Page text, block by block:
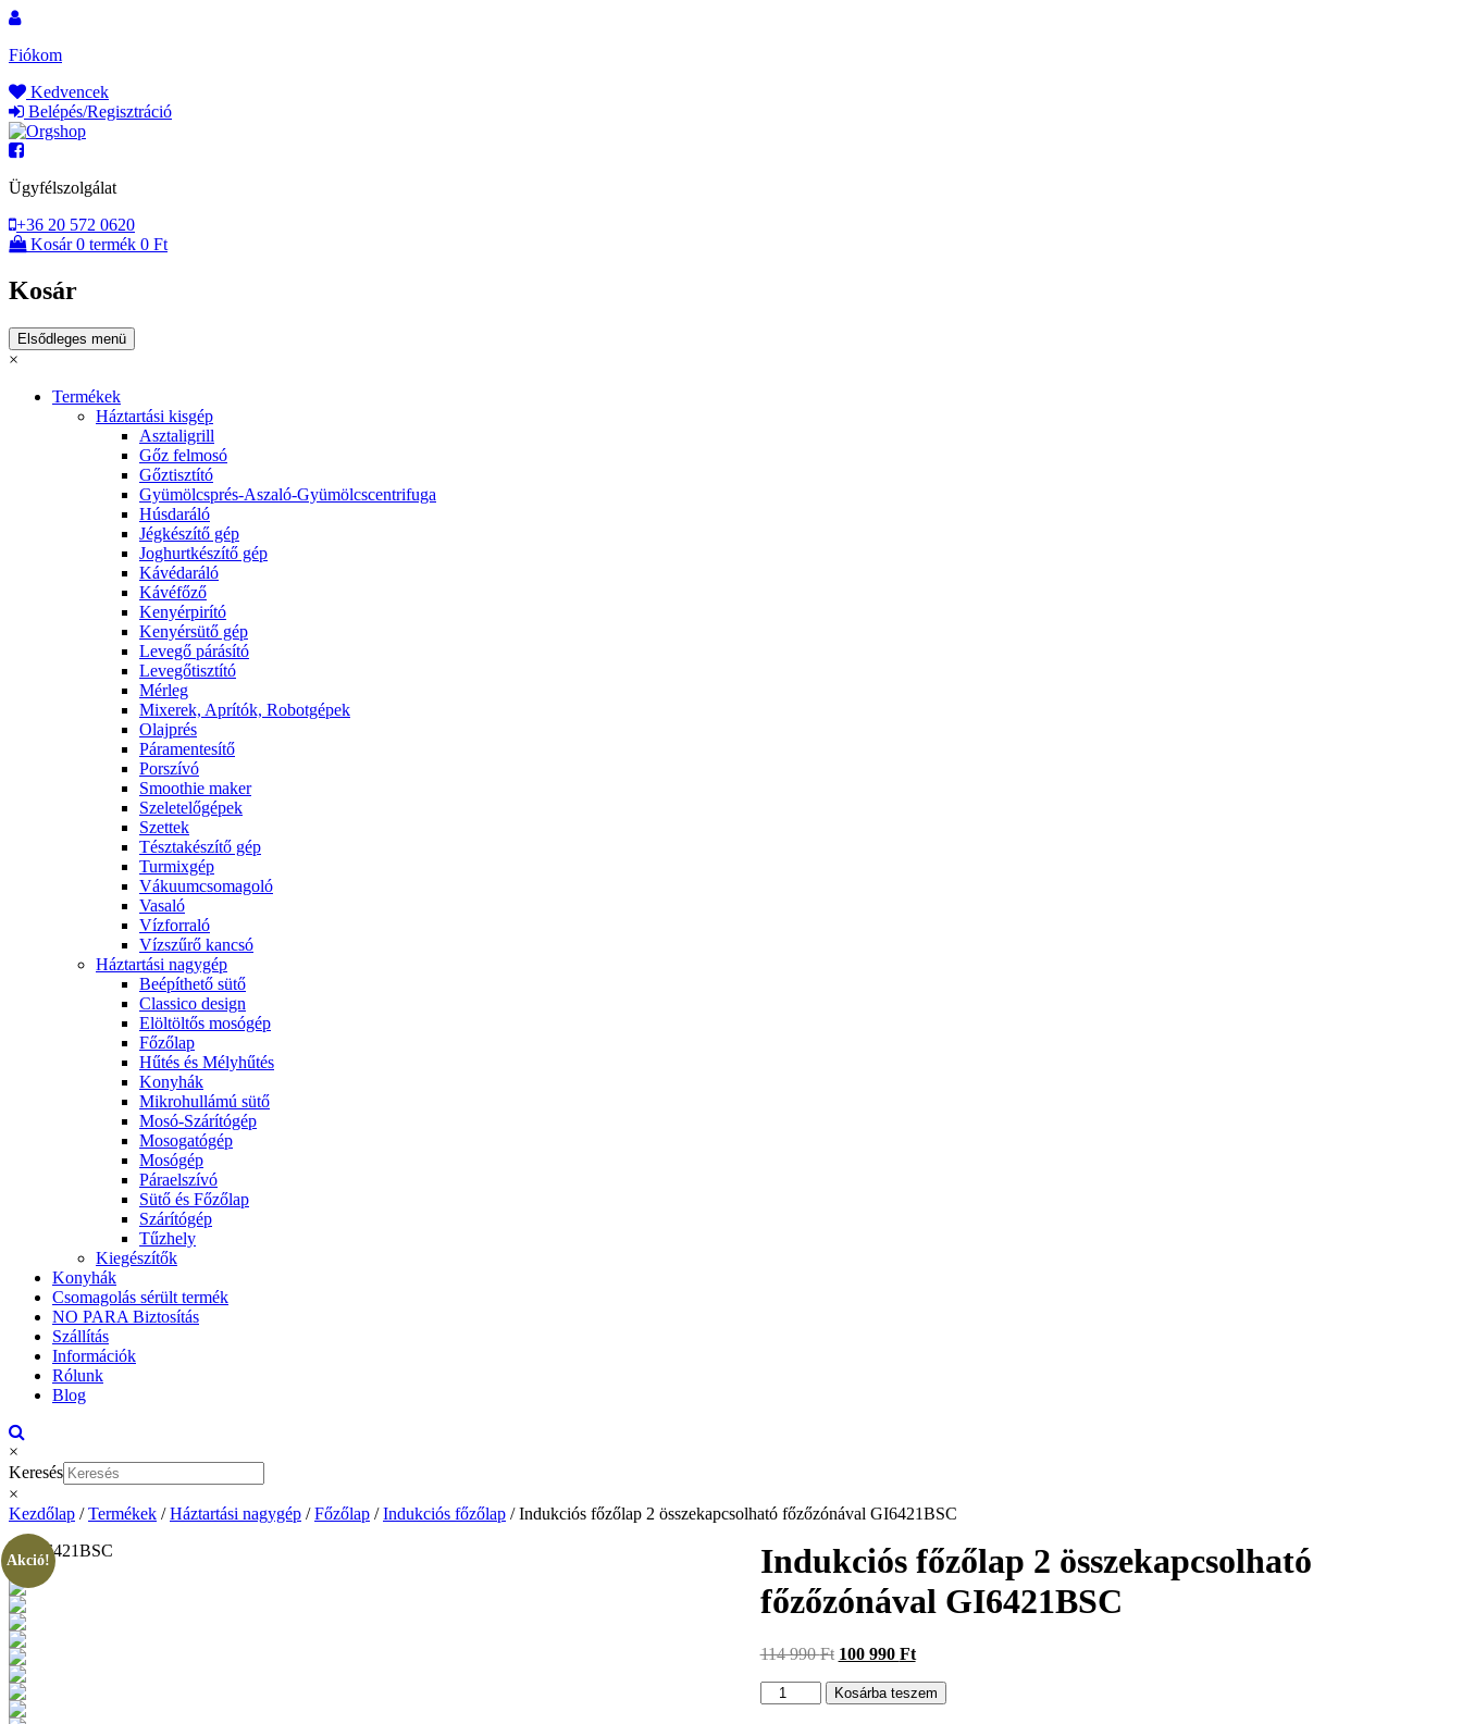
Ugrás
tartalomhoz
Fiókom
Kedvencek
Belépés/Regisztráció
Orgshop
Ügyfélszolgálat
+36 20 572 0620
Kosár 0 termék 0 Ft
Kosár
Elsődleges menü
×
Termékek
Háztartási kisgép
Asztaligrill
Gőz felmosó
Gőztisztító
Gyümölcsprés-Aszaló-Gyümölcscentrifuga
Húsdaráló
Jégkészítő gép
Joghurtkészítő gép
Kávédaráló
Kávéfőző
Kenyérpirító
Kenyérsütő gép
Levegő párásító
Levegőtisztító
Mérleg
Mixerek, Aprítók, Robotgépek
Olajprés
Páramentesítő
Porszívó
Smoothie maker
Szeletelőgépek
Szettek
Tésztakészítő gép
Turmixgép
Vákuumcsomagoló
Vasaló
Vízforraló
Vízszűrő kancsó
Háztartási nagygép
Beépíthető sütő
Classico design
Elöltöltős mosógép
Főzőlap
Hűtés és Mélyhűtés
Konyhák
Mikrohullámú sütő
Mosó-Szárítógép
Mosogatógép
Mosógép
Páraelszívó
Sütő és Főzőlap
Szárítógép
Tűzhely
Kiegészítők
Konyhák
Csomagolás sérült termék
NO PARA Biztosítás
Szállítás
Információk
Rólunk
Blog
×
Keresés
×
Kezdőlap /Termékek /Háztartási nagygép /Főzőlap /Indukciós főzőlap / Indukciós főzőlap 2 összekapcsolható főzőzónával GI6421BSC
Akció!
Indukciós főzőlap 2 összekapcsolható
főzőzónával GI6421BSC
114 990Ft Original
was:
100 990 FtCurrent
is:
Indukciós
főzőlap
Kosárba teszem